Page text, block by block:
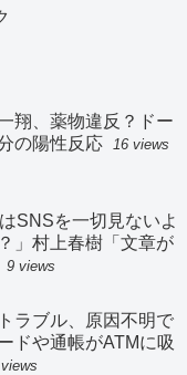
翔、薬物違反？ドー
の陽性反応
16 views
SNSを一切見ないよ
」村上春樹「文章が
9 views
ラブル、原因不明で
や通帳がATMに吸